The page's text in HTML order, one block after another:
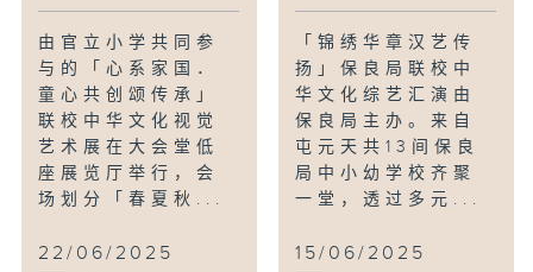
由官立小学共同参
与的「心系家国．
童心共创颂传承」
联校中华文化视觉
艺术展在大会堂低
座展览厅举行，会
场划分「春夏秋...
22/06/2025
「锦绣华章汉艺传
扬」保良局联校中
华文化综艺汇演由
保良局主办。来自
屯元天共13间保良
局中小幼学校齐聚
一堂，透过多元...
15/06/2025